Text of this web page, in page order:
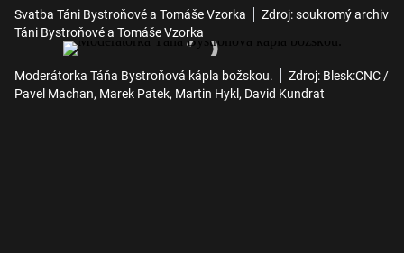
Svatba Táni Bystroňové a Tomáše Vzorka
Zdroj: soukromý archiv
Táni Bystroňové a Tomáše Vzorka
Moderátorka Táňa Bystroňová kápla božskou.
Zdroj: Blesk:CNC /
Pavel Machan, Marek Patek, Martin Hykl, David Kundrat